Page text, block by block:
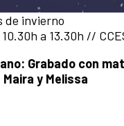
de invierno
a 13.30h //
Grabado con
Maira y Melissa